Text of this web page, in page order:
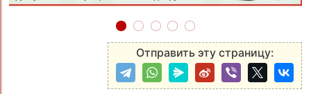
Отправить эту страницу: